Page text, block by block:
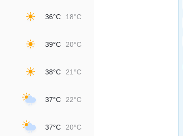
36°C 18°C
39°C 20°C
38°C 21°C
37°C 22°C
37°C 20°C